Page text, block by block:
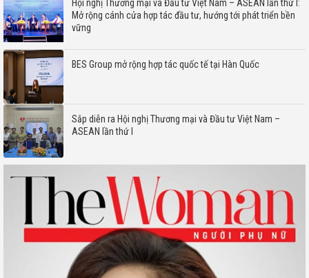
Hội nghị Thương mại và Đầu tư Việt Nam – ASEAN lần thứ I:
Mở rộng cánh cửa hợp tác đầu tư, hướng tới phát triển bền
vững
BES Group mở rộng hợp tác quốc tế tại Hàn Quốc
Sắp diễn ra Hội nghị Thương mại và Đầu tư Việt Nam –
ASEAN lần thứ I